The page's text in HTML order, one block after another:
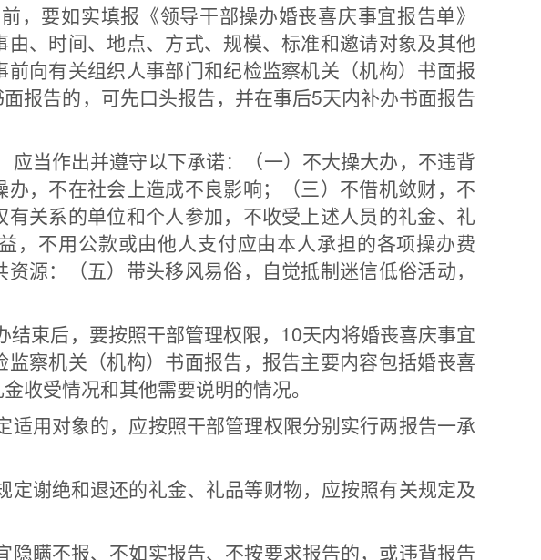
要如实填报《领导干部操办婚丧喜庆事宜报告单》
由、时间、地点、方式、规模、标准和邀请对象及其他
向有关组织人事部门和纪检监察机关（机构）书面报
报告的，可先口头报告，并在事后5天内补办书面报告
当作出并遵守以下承诺：（一）不大操大办，不违背
，不在社会上造成不良影响；（三）不借机敛财，不
关系的单位和个人参加，不收受上述人员的礼金、礼
，不用公款或由他人支付应由本人承担的各项操办费
源：（五）带头移风易俗，自觉抵制迷信低俗活动，
束后，要按照干部管理权限，10天内将婚丧喜庆事宜
察机关（机构）书面报告，报告主要内容包括婚丧喜
收受情况和其他需要说明的情况。
用对象的，应按照干部管理权限分别实行两报告一承
谢绝和退还的礼金、礼品等财物，应按照有关规定及
瞒不报、不如实报告、不按要求报告的，或违背报告